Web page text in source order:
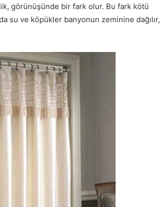
görünüşünde bir fark olur. Bu fark kötü
su ve köpükler banyonun zeminine dağılır,